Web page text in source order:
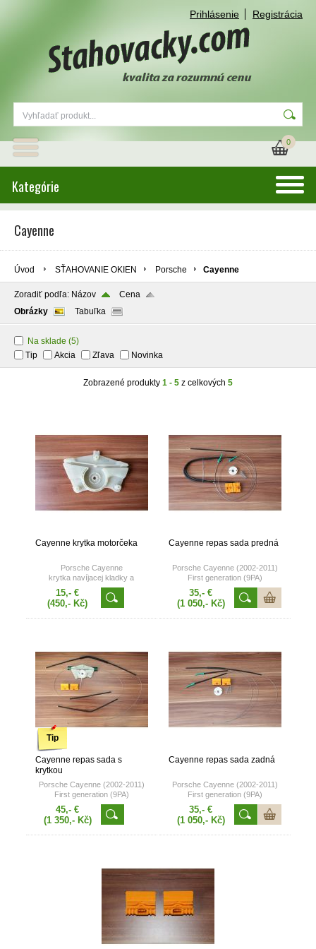
Prihlásenie Registrácia
0
Kategórie
Cayenne
Úvod SŤAHOVANIE OKIEN Porsche Cayenne
Zoradiť podľa: Názov
Cena
Obrázky
Tabuľka
Na sklade (5)
Tip
Akcia Zľava Novinka
Zobrazené produkty 1 - 5 z celkových 5
Cayenne krytka motorčeka
Porsche Cayenne
krytka navíjacej kladky a
motorčeka
15,- €
(450,- Kč)
Cayenne repas sada predná
Porsche Cayenne (2002-2011)
First generation (9PA)
35,- €
(1 050,- Kč)
Tip
Cayenne repas sada s
krytkou
Porsche Cayenne (2002-2011)
First generation (9PA)
45,- €
(1 350,- Kč)
Cayenne repas sada zadná
Porsche Cayenne (2002-2011)
First generation (9PA)
35,- €
(1 050,- Kč)